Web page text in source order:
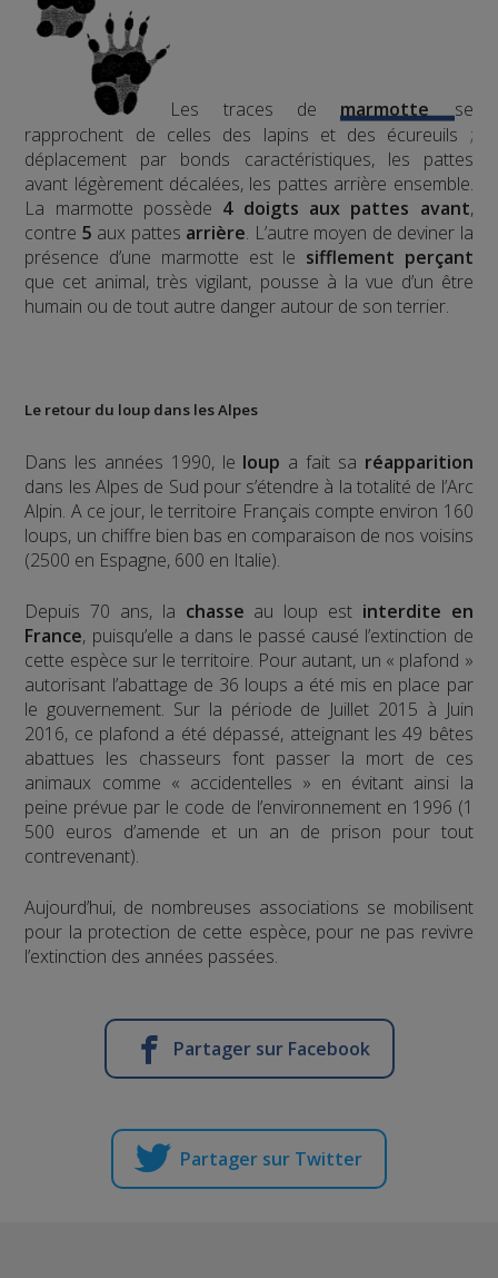
Les traces demarmotte
se
rapprochent de celles des lapins et des écureuils ;
déplacement par bonds caractéristiques, les pattes
avant légèrement décalées, les pattes arrière ensemble.
La marmotte possède 4 doigts aux pattes avant,
contre 5 aux pattes arrière. L’autre moyen de deviner la
présence d’une marmotte est le sifflement perçant
que cet animal, très vigilant, pousse à la vue d’un être
humain ou de tout autre danger autour de son terrier.
Le retour du loup dans les Alpes
Dans les années 1990, le loup a fait sa réapparition
dans les Alpes de Sud pour s’étendre à la totalité de l’Arc
Alpin. A ce jour, le territoire Français compte environ 160
loups, un chiffre bien bas en comparaison de nos voisins
(2500 en Espagne, 600 en Italie).
Depuis 70 ans, la chasse au loup est interdite en
France, puisqu’elle a dans le passé causé l’extinction de
cette espèce sur le territoire. Pour autant, un « plafond »
autorisant l’abattage de 36 loups a été mis en place par
le gouvernement. Sur la période de Juillet 2015 à Juin
2016, ce plafond a été dépassé, atteignant les 49 bêtes
abattues les chasseurs font passer la mort de ces
animaux comme « accidentelles » en évitant ainsi la
peine prévue par le code de l’environnement en 1996 (1
500 euros d’amende et un an de prison pour tout
contrevenant).
Aujourd’hui, de nombreuses associations se mobilisent
pour la protection de cette espèce, pour ne pas revivre
l’extinction des années passées.
Partager sur Facebook
Partager sur Twitter